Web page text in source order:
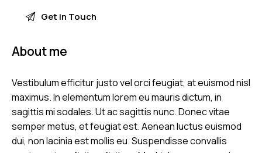
About me
Vestibulum efficitur justo vel orci feugiat, at euismod nisl
maximus. In elementum lorem eu mauris dictum, in
sagittis mi sodales. Ut ac sagittis nunc. Donec vitae
semper metus, et feugiat est. Aenean luctus euismod
dui, non lacinia est mollis eu. Suspendisse convallis